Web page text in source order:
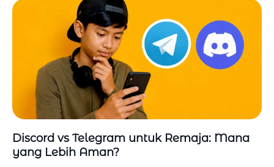
Discord vs Telegram untuk Remaja: Mana
yang Lebih Aman?